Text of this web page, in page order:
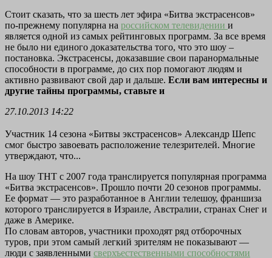
Стоит сказать, что за шесть лет эфира «Битва экстрасенсов»
по-прежнему популярна на российском телевидении и
является одной из самых рейтинговых программ. За все время
не было ни единого доказательства того, что это шоу –
постановка. Экстрасенсы, доказавшие свои паранормальные
способности в программе, до сих пор помогают людям и
активно развивают свой дар и дальше. Если вам интересны и
другие тайны программы, ставьте и
27.10.2013 14:22
Участник 14 сезона «Битвы экстрасенсов» Александр Шепс
смог быстро завоевать расположение телезрителей. Многие
утверждают, что...
На шоу ТНТ с 2007 года транслируется популярная программа
«Битва экстрасенсов». Прошло почти 20 сезонов программы.
Ее формат — это разработанное в Англии телешоу, франшиза
которого транслируется в Израиле, Австралии, странах Снег и
даже в Америке.
По словам авторов, участники проходят ряд отборочных
туров, при этом самый легкий зрителям не показывают —
люди с заявленными сверхъестественными способностями